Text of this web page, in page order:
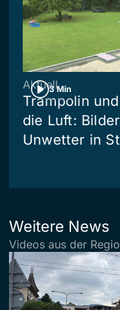
3 Min
Aktuell
Trampolin
die Luft:
Unwetter in
Weitere News
Videos aus der